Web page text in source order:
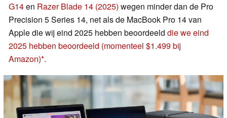
G14en Razer Blade 14 (2025) wegen minder dan de Pro
Precision 5 Series 14, net als de MacBook Pro 14 van
Apple die wij eind 2025 hebben beoordeeld die we eind
2025 hebben beoordeeld (momenteel $1.499 bij
Amazon) .